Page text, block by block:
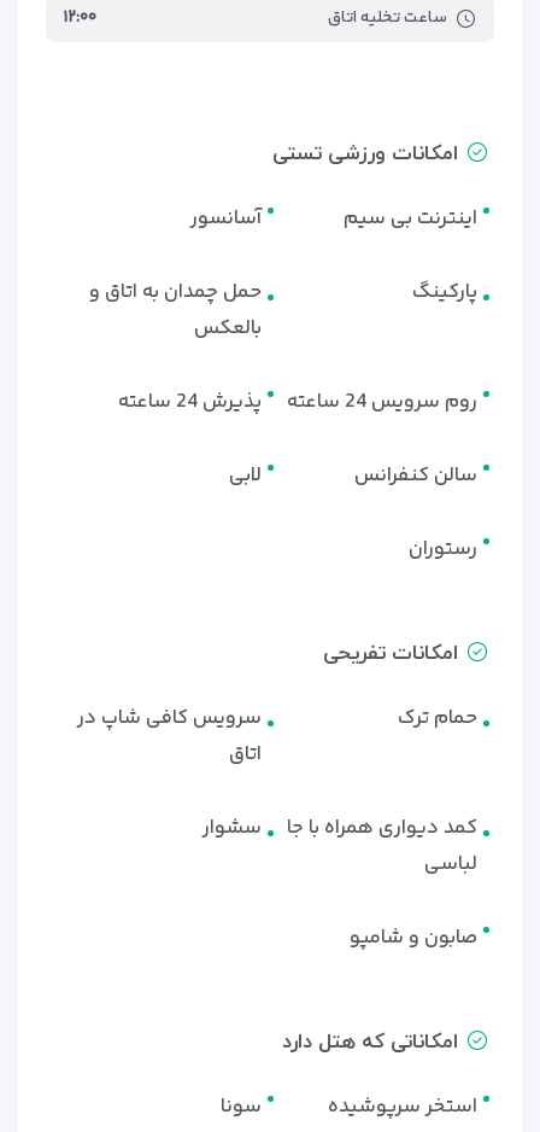
ساعت تخلیه اتاق ۱۲:۰۰
امکانات ورزشی تستی
اینترنت بی سیم آسانسور
پارکینگ
حمل چمدان به اتاق و
بالعکس
روم سرویس 24 ساعته پذیرش 24 ساعته
سالن کنفرانس لابی
رستوران
امکانات تفریحی
حمام ترک
سرویس کافی شاپ در
اتاق
کمد دیواری همراه با جا
لباسی
سشوار
صابون و شامپو
امکاناتی که هتل دارد
استخر سرپوشیده سونا